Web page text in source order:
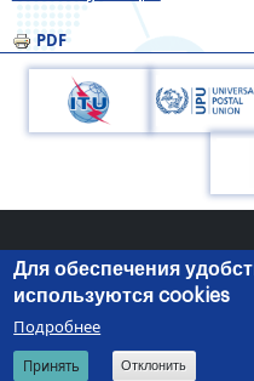
220050, г.Минск, пр-т
RUBE EN
PDF
© 2026 Министерство
Для обеспечения
используются cookies
Подробнее
Принять Отклонить